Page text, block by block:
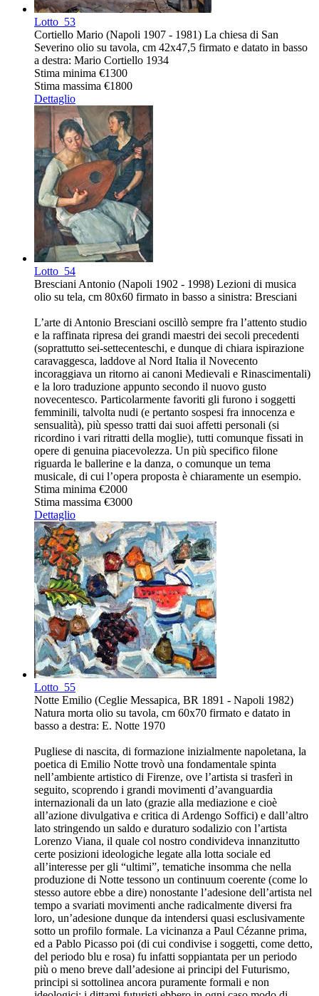
Lotto 53
Cortiello Mario (Napoli 1907 - 1981) La chiesa di San
Severino olio su tavola, cm 42x47,5 firmato e datato in basso
a destra: Mario Cortiello 1934
Stima minima €1300
Stima massima €1800
Dettaglio
Lotto 54
Bresciani Antonio (Napoli 1902 - 1998) Lezioni di musica
olio su tela, cm 80x60 firmato in basso a sinistra: Bresciani
L’arte di Antonio Bresciani oscillò sempre fra l’attento studio
e la raffinata ripresa dei grandi maestri dei secoli precedenti
(soprattutto sei-settecenteschi, e dunque di chiara ispirazione
caravaggesca, laddove al Nord Italia il Novecento
incoraggiava un ritorno ai canoni Medievali e Rinascimentali)
e la loro traduzione appunto secondo il nuovo gusto
novecentesco. Particolarmente favoriti gli furono i soggetti
femminili, talvolta nudi (e pertanto sospesi fra innocenza e
sensualità), più spesso tratti dai suoi affetti personali (si
ricordino i vari ritratti della moglie), tutti comunque fissati in
opere di genuina piacevolezza. Un più specifico filone
riguarda le ballerine e la danza, o comunque un tema
musicale, di cui l’opera proposta è chiaramente un esempio.
Stima minima €2000
Stima massima €3000
Dettaglio
Lotto 55
Notte Emilio (Ceglie Messapica, BR 1891 - Napoli 1982)
Natura morta olio su tavola, cm 60x70 firmato e datato in
basso a destra: E. Notte 1970
Pugliese di nascita, di formazione inizialmente napoletana, la
poetica di Emilio Notte trovò una fondamentale spinta
nell’ambiente artistico di Firenze, ove l’artista si trasferì in
seguito, scoprendo i grandi movimenti d’avanguardia
internazionali da un lato (grazie alla mediazione e cioè
all’azione divulgativa e critica di Ardengo Soffici) e dall’altro
lato stringendo un saldo e duraturo sodalizio con l’artista
Lorenzo Viana, il quale col nostro condivideva innanzitutto
certe posizioni ideologiche legate alla lotta sociale ed
all’interesse per gli “ultimi”, tematiche insomma che nella
produzione di Notte tessono un continuum coerente (come lo
stesso autore ebbe a dire) nonostante l’adesione dell’artista nel
tempo a svariati movimenti anche radicalmente diversi fra
loro, un’adesione dunque da intendersi quasi esclusivamente
sotto un profilo formale. La vicinanza a Paul Cézanne prima,
ed a Pablo Picasso poi (di cui condivise i soggetti, come detto,
del periodo blu e rosa) fu infatti soppiantata per un periodo
più o meno breve dall’adesione ai principi del Futurismo,
principi si sottolinea ancora puramente formali e non